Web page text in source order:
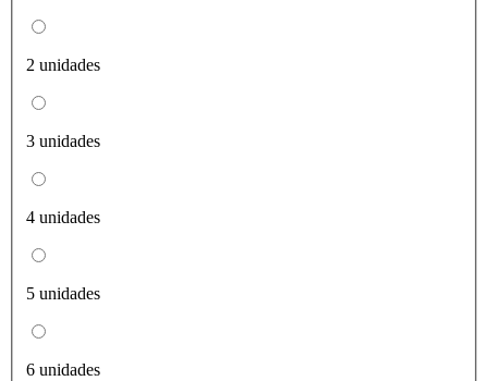
2 unidades
3 unidades
4 unidades
5 unidades
6 unidades